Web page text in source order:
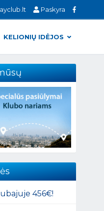
Paskyra
KELIONIŲ IDĖJOS
456€!